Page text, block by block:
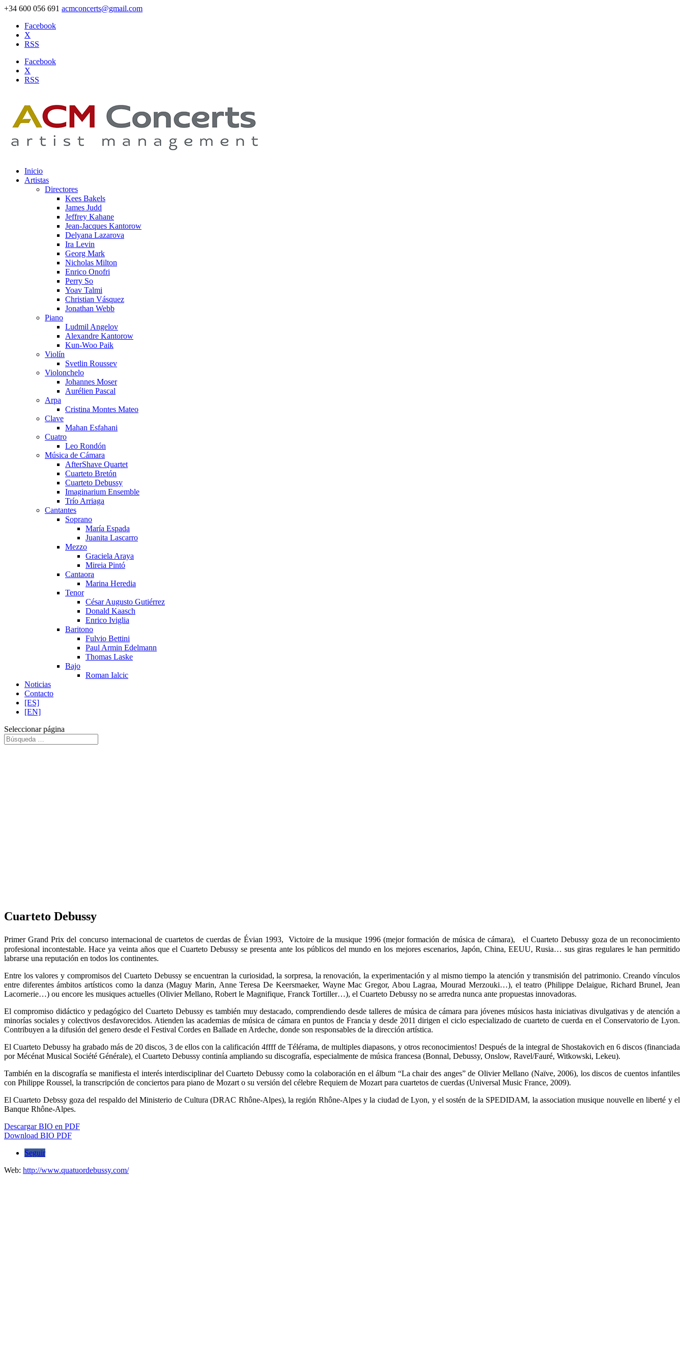
+34 600 056 691 acmconcerts@gmail.com
Facebook
X
RSS
Facebook
X
RSS
Inicio
Artistas
Directores
Kees Bakels
James Judd
Jeffrey Kahane
Jean-Jacques Kantorow
Delyana Lazarova
Ira Levin
Georg Mark
Nicholas Milton
Enrico Onofri
Perry So
Yoav Talmi
Christian Vásquez
Jonathan Webb
Piano
Ludmil Angelov
Alexandre Kantorow
Kun-Woo Paik
Violín
Svetlin Roussev
Violonchelo
Johannes Moser
Aurélien Pascal
Arpa
Cristina Montes Mateo
Clave
Mahan Esfahani
Cuatro
Leo Rondón
Música de Cámara
AfterShave Quartet
Cuarteto Bretón
Cuarteto Debussy
Imaginarium Ensemble
Trío Arriaga
Cantantes
Soprano
María Espada
Juanita Lascarro
Mezzo
Graciela Araya
Mireia Pintó
Cantaora
Marina Heredia
Tenor
César Augusto Gutiérrez
Donald Kaasch
Enrico Iviglia
Baritono
Fulvio Bettini
Paul Armin Edelmann
Thomas Laske
Bajo
Roman Ialcic
Noticias
Contacto
[ES]
[EN]
Seleccionar página
Cuarteto Debussy
Primer Grand Prix del concurso internacional de cuartetos de cuerdas de Évian 1993, Victoire de la musique 1996 (mejor formación de música de cámara), el Cuarteto Debussy goza de un reconocimiento
profesional incontestable. Hace ya veinta años que el Cuarteto Debussy se presenta ante los públicos del mundo en los mejores escenarios, Japón, China, EEUU, Rusia… sus giras regulares le han permitido
labrarse una reputación en todos los continentes.
Entre los valores y compromisos del Cuarteto Debussy se encuentran la curiosidad, la sorpresa, la renovación, la experimentación y al mismo tiempo la atención y transmisión del patrimonio. Creando vínculos
entre diferentes ámbitos artísticos como la danza (Maguy Marin, Anne Teresa De Keersmaeker, Wayne Mac Gregor, Abou Lagraa, Mourad Merzouki…), el teatro (Philippe Delaigue, Richard Brunel, Jean
Lacornerie…) ou encore les musiques actuelles (Olivier Mellano, Robert le Magnifique, Franck Tortiller…), el Cuarteto Debussy no se arredra nunca ante propuestas innovadoras.
El compromiso didáctico y pedagógico del Cuarteto Debussy es también muy destacado, comprendiendo desde talleres de música de cámara para jóvenes músicos hasta iniciativas divulgativas y de atención a
minorías sociales y colectivos desfavorecidos. Atienden las academias de música de cámara en puntos de Francia y desde 2011 dirigen el ciclo especializado de cuarteto de cuerda en el Conservatorio de Lyon.
Contribuyen a la difusión del genero desde el Festival Cordes en Ballade en Ardeche, donde son responsables de la dirección artística.
El Cuarteto Debussy ha grabado más de 20 discos, 3 de ellos con la calificación 4ffff de Télérama, de multiples diapasons, y otros reconocimientos! Después de la integral de Shostakovich en 6 discos (financiada
por Mécénat Musical Société Générale), el Cuarteto Debussy continía ampliando su discografía, especialmente de música francesa (Bonnal, Debussy, Onslow, Ravel/Fauré, Witkowski, Lekeu).
También en la discografía se manifiesta el interés interdisciplinar del Cuarteto Debussy como la colaboración en el álbum “La chair des anges” de Olivier Mellano (Naïve, 2006), los discos de cuentos infantiles
con Philippe Roussel, la transcripción de conciertos para piano de Mozart o su versión del célebre Requiem de Mozart para cuartetos de cuerdas (Universal Music France, 2009).
El Cuarteto Debssy goza del respaldo del Ministerio de Cultura (DRAC Rhône-Alpes), la región Rhône-Alpes y la ciudad de Lyon, y el sostén de la SPEDIDAM, la association musique nouvelle en liberté y el
Banque Rhône-Alpes.
Descargar BIO en PDF
Download BIO PDF
Seguir
Web: http://www.quatuordebussy.com/